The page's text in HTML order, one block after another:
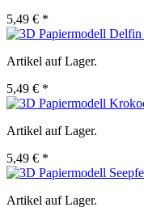
5,49 € *
Artikel auf Lager.
5,49 € *
Artikel auf Lager.
5,49 € *
Artikel auf Lager.